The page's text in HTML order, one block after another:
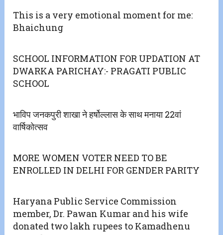
This is a very emotional moment for me:
Bhaichung
SCHOOL INFORMATION FOR UPDATION AT
DWARKA PARICHAY:- PRAGATI PUBLIC
SCHOOL
भाविप जनकपुरी शाखा ने हर्षोल्लास के साथ मनाया 22वां
वार्षिकोत्सव
MORE WOMEN VOTER NEED TO BE
ENROLLED IN DELHI FOR GENDER PARITY
Haryana Public Service Commission
member, Dr. Pawan Kumar and his wife
donated two lakh rupees to Kamadhenu